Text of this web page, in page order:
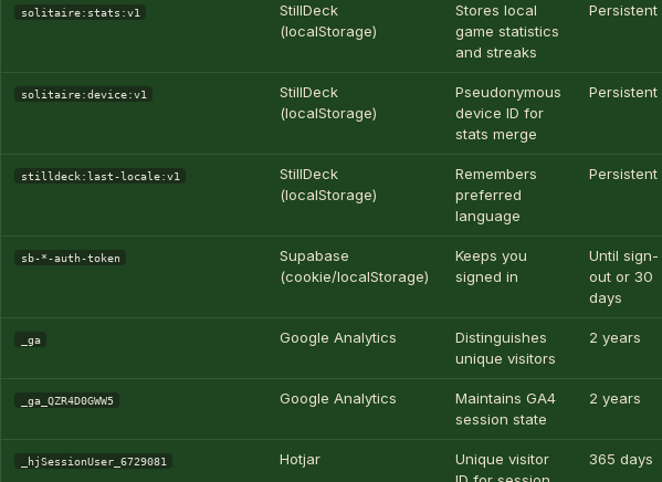
solitaire:stats:v1
StillDeck
(localStorage)
Stores local
game statistics
and streaks
Persistent
solitaire:device:v1
StillDeck
(localStorage)
Pseudonymous
device ID for
stats merge
Persistent
stilldeck:last-locale:v1
StillDeck
(localStorage)
Remembers
preferred
language
Persistent
sb-*-auth-token
Supabase
(cookie/localStorage)
Keeps you
signed in
Until sign-
out or 30
days
_ga Google Analytics
Distinguishes
unique visitors
2 years
_ga_QZR4D0GWW5 Google Analytics
Maintains GA4
session state
2 years
_hjSessionUser_6729081 Hotjar
Unique visitor
365 days